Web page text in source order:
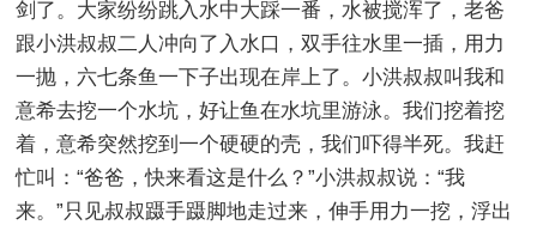
剑了。大家纷纷跳入水中大踩一番，水被搅浑了，老爸
跟小洪叔叔二人冲向了入水口，双手往水里一插，用力
一抛，六七条鱼一下子出现在岸上了。小洪叔叔叫我和
意希去挖一个水坑，好让鱼在水坑里游泳。我们挖着挖
着，意希突然挖到一个硬硬的壳，我们吓得半死。我赶
忙叫：“爸爸，快来看这是什么？”小洪叔叔说：“我
来。”只见叔叔蹑手蹑脚地走过来，伸手用力一挖，浮出